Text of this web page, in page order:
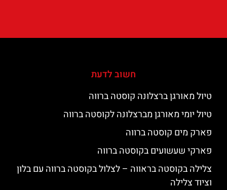
חשוב לדעת
טיול מאורגן ברצלונה קוסטה ברווה
טיול יומי מאורגן מברצלונה לקוסטה ברווה
פארק מים קוסטה ברווה
פארקי שעשועים בקוסטה ברווה
צלילה בקוסטה בראווה – לצלול בקוסטה ברווה עם בלון
וציוד צלילה